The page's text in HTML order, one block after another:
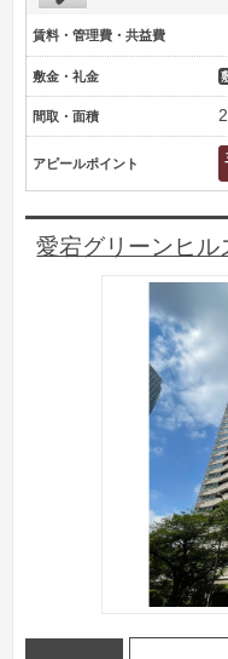
賃料・管理費・共益費
敷金・礼金
間取・面積
アピールポイント
愛宕グリーンヒル